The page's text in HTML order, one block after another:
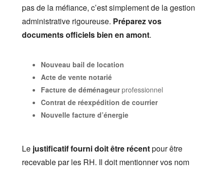
pas de la méfiance, c’est simplement de la gestion
administrative rigoureuse. Préparez vos
documents officiels bien en amont.
Nouveau bail de location
Acte de vente notarié
Facture de déménageurprofessionnel
Contrat de réexpédition de courrier
Nouvelle facture d’énergie
Le justificatif fourni doit être récentpour être
recevable par les RH. Il doit mentionner vos nom